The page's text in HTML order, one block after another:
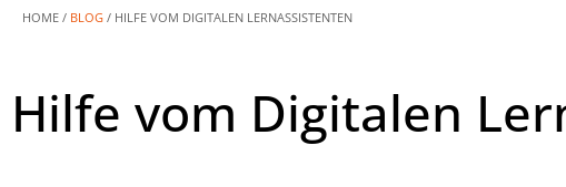
HOME / BLOG / HILFE VOM DIGITALEN LERNASSISTENTEN
Hilfe vom Digitalen